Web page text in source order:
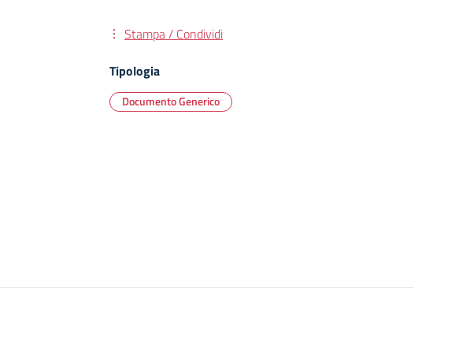
Stampa / Condividi
Tipologia
Documento Generico